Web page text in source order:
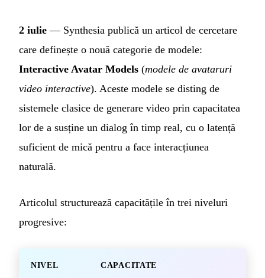
2 iulie — Synthesia publică un articol de cercetare
care definește o nouă categorie de modele:
Interactive Avatar Models (modele de avataruri
video interactive). Aceste modele se disting de
sistemele clasice de generare video prin capacitatea
lor de a susține un dialog în timp real, cu o latență
suficient de mică pentru a face interacțiunea
naturală.
Articolul structurează capacitățile în trei niveluri
progresive:
NIVEL CAPACITATE